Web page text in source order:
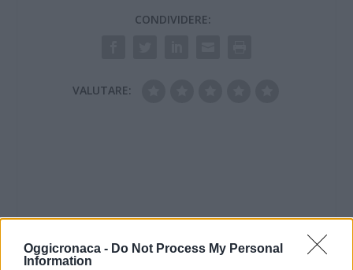
Oggicronaca - Do Not Process My Personal
Information
CONDIVIDERE:
VALUTARE: